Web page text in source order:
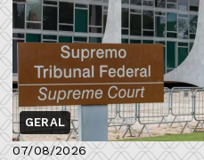
GERAL
07/08/2026